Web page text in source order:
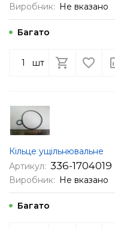
Виробник: Не вказано
Багато
шт
Кільце ущільнювальне
Артикул: 336-1704019
Виробник: Не вказано
Багато